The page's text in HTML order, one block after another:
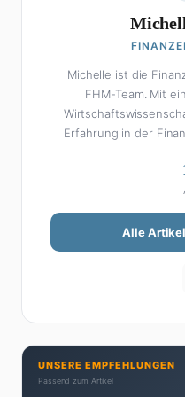
Michelle ist die
FHM-Team. Mit
Erfahrung in der
Michelle klingt
Steuererklärung. Ihre
Finanzthemen so
versteht – ohne
Tipps zum
Privatleben unter
bekennende Kaffee-
Minimum), Podcast-
Alle
UNSERE EMPFEHLUNGEN
Passend zum Artikel